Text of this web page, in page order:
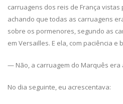
carruagens dos reis de França vistas
achando que todas as carruagens
sobre os pormenores, segundo as
em Versailles. E ela, com paciência e
— Não, a carruagem do Marquês era
No dia seguinte, eu acrescentava: